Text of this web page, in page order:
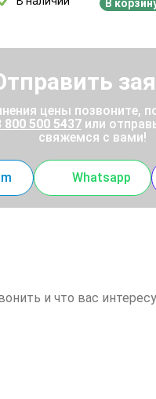
В
цены позвоните,
800 500 5437 или
свяжемся с вами!
Whatsapp